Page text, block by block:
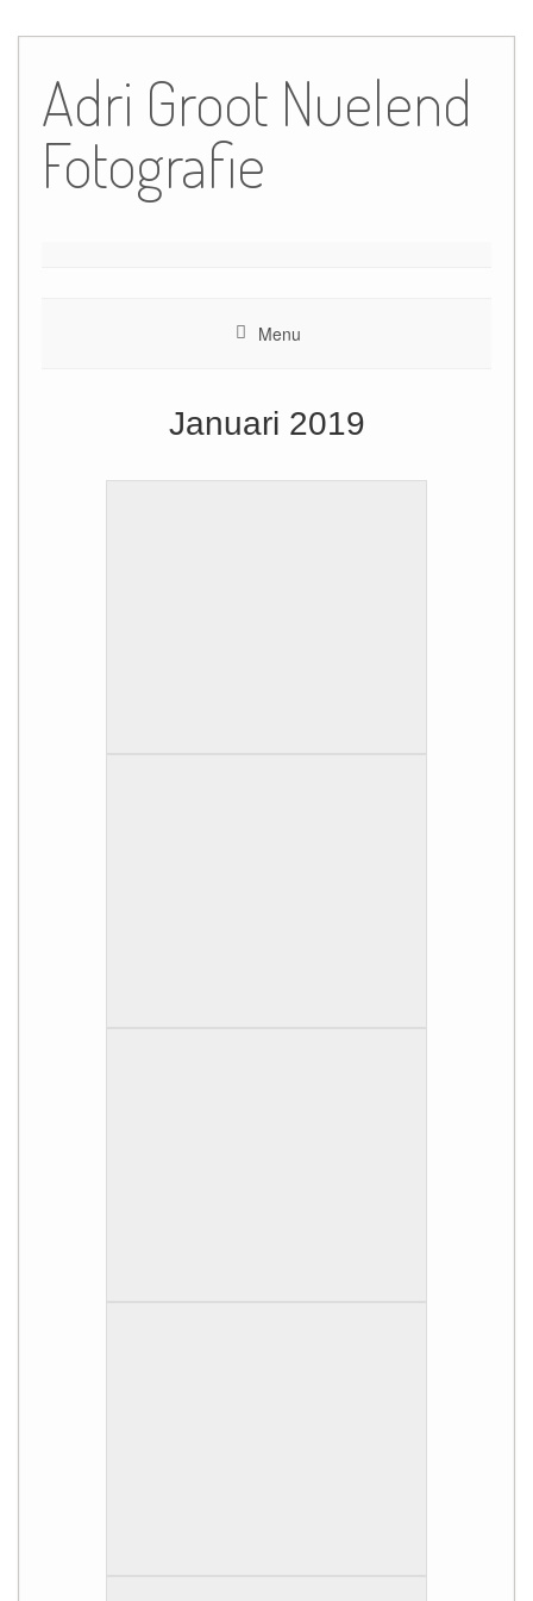
de
inhoud
Adri Groot Nuelend
Fotografie
Menu
Januari 2019